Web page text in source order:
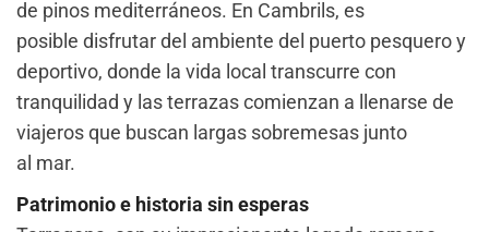
de pinos mediterráneos. En Cambrils, es
posible disfrutar del ambiente del puerto pesquero y
deportivo, donde la vida local transcurre con
tranquilidad y las terrazas comienzan a llenarse de
viajeros que buscan largas sobremesas junto
al mar.
Patrimonio e historia sin esperas